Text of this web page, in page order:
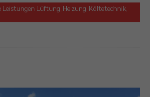
Leistungen Lüftung, Heizung, Kältetechnik,